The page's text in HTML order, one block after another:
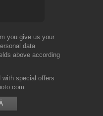
you give us your
data
above according
with special offers